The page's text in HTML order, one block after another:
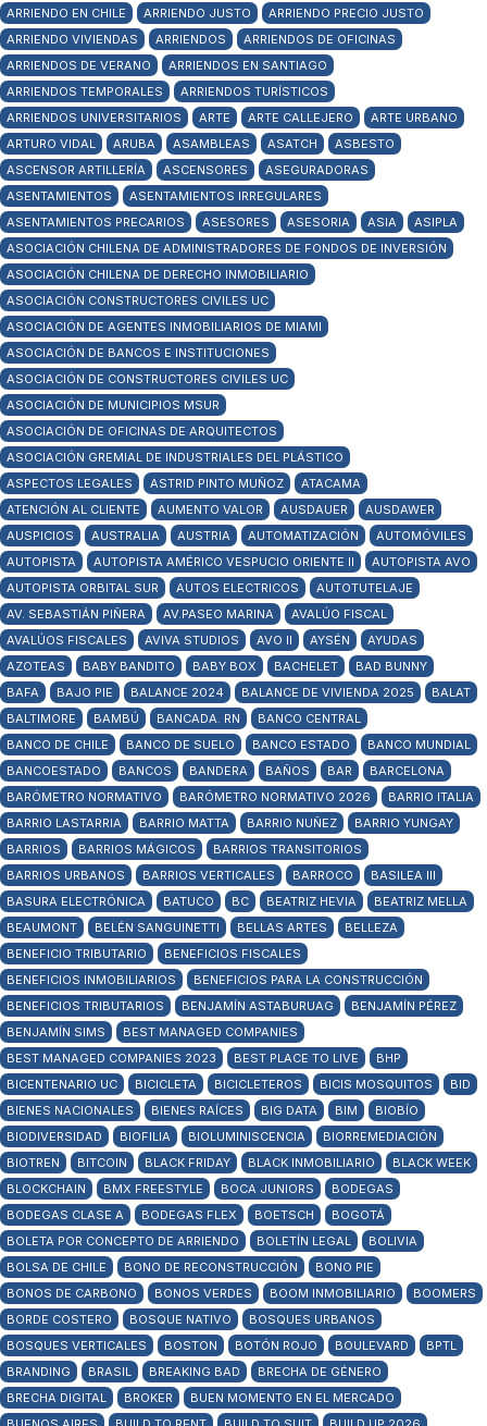
ARRIENDO EN CHILE ARRIENDO JUSTO
ARRIENDO PRECIO JUSTO
ARRIENDO VIVIENDAS
ARRIENDOS
ARRIENDOS DE OFICINAS
ARRIENDOS DE VERANO
ARRIENDOS EN SANTIAGO
ARRIENDOS TEMPORALES
ARRIENDOS TURÍSTICOS
ARRIENDOS UNIVERSITARIOS
ARTE ARTE CALLEJERO
ARTE URBANO
ARTURO VIDAL
ARUBA ASAMBLEAS ASATCH
ASBESTO
ASCENSOR ARTILLERÍA
ASCENSORES
ASEGURADORAS
ASENTAMIENTOS
ASENTAMIENTOS IRREGULARES
ASENTAMIENTOS PRECARIOS
ASESORES ASESORIA ASIA
ASIPLA
ASOCIACIÓN CHILENA DE ADMINISTRADORES DE FONDOS DE INVERSIÓN
ASOCIACIÓN CHILENA DE DERECHO INMOBILIARIO
ASOCIACIÓN CONSTRUCTORES CIVILES UC
ASOCIACIÓN DE AGENTES INMOBILIARIOS DE MIAMI
ASOCIACIÓN DE BANCOS E INSTITUCIONES
ASOCIACIÓN DE CONSTRUCTORES CIVILES UC
ASOCIACIÓN DE MUNICIPIOS MSUR
ASOCIACIÓN DE OFICINAS DE ARQUITECTOS
ASOCIACIÓN GREMIAL DE INDUSTRIALES DEL PLÁSTICO
ASPECTOS LEGALES
ASTRID PINTO MUÑOZ
ATACAMA
ATENCIÓN AL CLIENTE
AUMENTO VALOR AUSDAUER
AUSDAWER
AUSPICIOS
AUSTRALIA AUSTRIA AUTOMATIZACIÓN
AUTOMÓVILES
AUTOPISTA
AUTOPISTA AMÉRICO VESPUCIO ORIENTE II
AUTOPISTA AVO
AUTOPISTA ORBITAL SUR
AUTOS ELECTRICOS
AUTOTUTELAJE
AV. SEBASTIÁN PIÑERA
AV.PASEO MARINA
AVALÚO FISCAL
AVALÚOS FISCALES
AVIVA STUDIOS AVO II AYSÉN
AYUDAS
AZOTEAS
BABY BANDITO BABY BOX BACHELET
BAD BUNNY
BAFA
BAJO PIE BALANCE 2024 BALANCE DE VIVIENDA 2025
BALAT
BALTIMORE
BAMBÚ BANCADA. RN
BANCO CENTRAL
BANCO DE CHILE
BANCO DE SUELO BANCO ESTADO
BANCO MUNDIAL
BANCOESTADO
BANCOS BANDERA BAÑOS BAR
BARCELONA
BARÓMETRO NORMATIVO
BARÓMETRO NORMATIVO 2026
BARRIO ITALIA
BARRIO LASTARRIA
BARRIO MATTA BARRIO NUÑEZ
BARRIO YUNGAY
BARRIOS
BARRIOS MÁGICOS
BARRIOS TRANSITORIOS
BARRIOS URBANOS
BARRIOS VERTICALES BARROCO
BASILEA III
BASURA ELECTRÓNICA
BATUCO BC BEATRIZ HEVIA
BEATRIZ MELLA
BEAUMONT
BELÉN SANGUINETTI BELLAS ARTES
BELLEZA
BENEFICIO TRIBUTARIO
BENEFICIOS FISCALES
BENEFICIOS INMOBILIARIOS
BENEFICIOS PARA LA CONSTRUCCIÓN
BENEFICIOS TRIBUTARIOS
BENJAMÍN ASTABURUAG
BENJAMÍN PÉREZ
BENJAMÍN SIMS
BEST MANAGED COMPANIES
BEST MANAGED COMPANIES 2023
BEST PLACE TO LIVE
BHP
BICENTENARIO UC
BICICLETA BICICLETEROS BICIS MOSQUITOS
BID
BIENES NACIONALES
BIENES RAÍCES BIG DATA BIM
BIOBÍO
BIODIVERSIDAD
BIOFILIA BIOLUMINISCENCIA
BIORREMEDIACIÓN
BIOTREN
BITCOIN BLACK FRIDAY BLACK INMOBILIARIO
BLACK WEEK
BLOCKCHAIN
BMX FREESTYLE BOCA JUNIORS
BODEGAS
BODEGAS CLASE A
BODEGAS FLEX BOETSCH
BOGOTÁ
BOLETA POR CONCEPTO DE ARRIENDO
BOLETÍN LEGAL
BOLIVIA
BOLSA DE CHILE
BONO DE RECONSTRUCCIÓN
BONO PIE
BONOS DE CARBONO
BONOS VERDES BOOM INMOBILIARIO
BOOMERS
BORDE COSTERO
BOSQUE NATIVO
BOSQUES URBANOS
BOSQUES VERTICALES
BOSTON BOTÓN ROJO BOULEVARD
BPTL
BRANDING
BRASIL BREAKING BAD
BRECHA DE GÉNERO
BRECHA DIGITAL
BROKER
BUEN MOMENTO EN EL MERCADO